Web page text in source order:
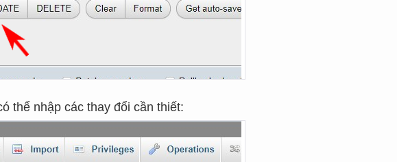
thể nhập các thay đổi cần thiết: